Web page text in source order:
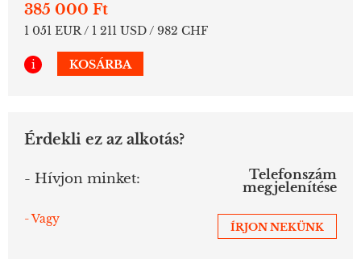
385 000 Ft
1 051 EUR / 1 211 USD / 982 CHF
i KOSÁRBA
Érdekli ez az alkotás?
- Hívjon minket:
Telefonszám
megjelenítése
- Vagy
ÍRJON NEKÜNK